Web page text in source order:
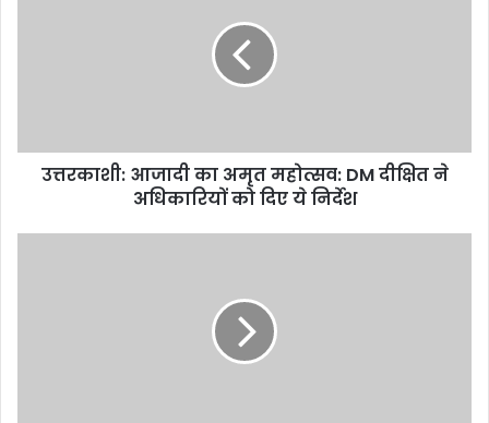
अधिकारियों
उत्तरकाशी: आजादी का अमृत महोत्सव: DM दीक्षित ने
अधिकारियों को दिए ये निर्देश